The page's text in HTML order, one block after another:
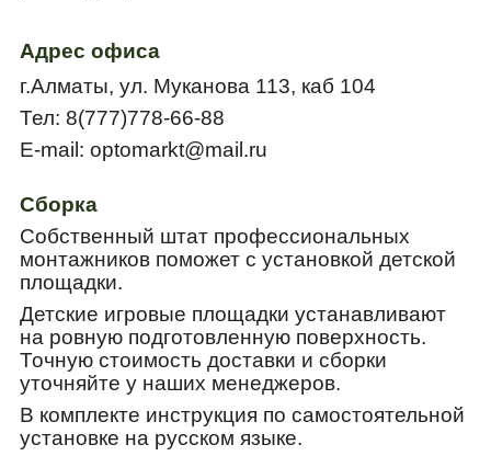
Адрес офиса
г.Алматы, ул. Муканова 113, каб 104
Тел: 8(777)778-66-88
E-mail : optomarkt@mail .ru
Сборка
Собственный штат профессиональных
монтажников поможет с установкой детской
площадки.
Детские игровые площадки устанавливают
на ровную подготовленную поверхность.
Точную стоимость доставки и сборки
уточняйте у наших менеджеров.
В комплекте инструкция по самостоятельной
установке на русском языке.